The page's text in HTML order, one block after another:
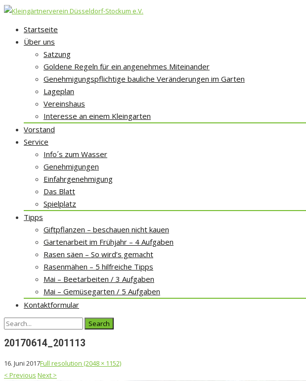
Skip
Startseite
Über uns
Satzung
Goldene Regeln für ein angenehmes Miteinander
Genehmigungspflichtige bauliche Veränderungen im Garten
Lageplan
Vereinshaus
Interesse an einem Kleingarten
Vorstand
Service
Info´s zum Wasser
Genehmigungen
Einfahrgenehmigung
Das Blatt
Spielplatz
Tipps
Giftpflanzen – beschauen nicht kauen
Gartenarbeit im Frühjahr – 4 Aufgaben
Rasen säen – So wird’s gemacht
Rasenmähen – 5 hilfreiche Tipps
Mai – Beetarbeiten / 3 Aufgaben
Mai – Gemüsegarten / 5 Aufgaben
Kontaktformular
Search
20170614_201113
16. Juni 2017Full resolution (2048 × 1152)
< Previous Next >